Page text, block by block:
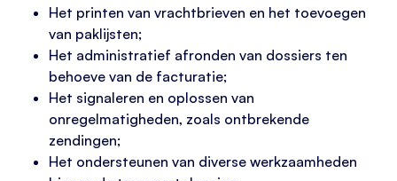
Het printen van vrachtbrieven en het toevoegen
van paklijsten;
Het administratief afronden van dossiers ten
behoeve van de facturatie;
Het signaleren en oplossen van
onregelmatigheden, zoals ontbrekende
zendingen;
Het ondersteunen van diverse werkzaamheden